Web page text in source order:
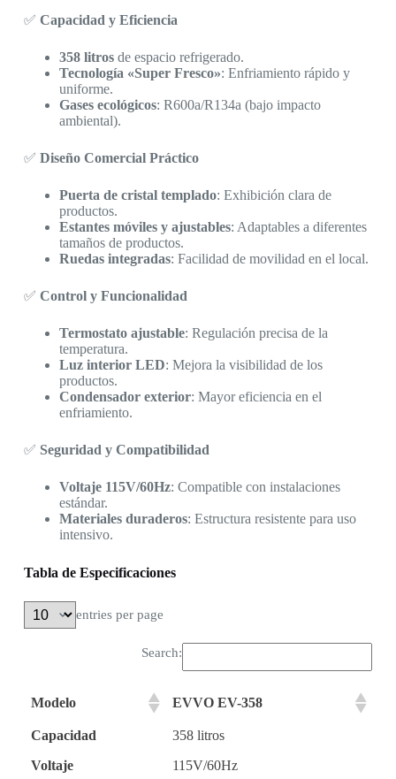
✅ Capacidad y Eficiencia
358 litrosde espacio refrigerado.
Tecnología «Super Fresco»: Enfriamiento rápido y
uniforme.
Gases ecológicos: R600a/R134a (bajo impacto
ambiental).
✅ Diseño Comercial Práctico
Puerta de cristal templado: Exhibición clara de
productos.
Estantes móviles y ajustables: Adaptables a diferentes
tamaños de productos.
Ruedas integradas: Facilidad de movilidad en el local.
✅ Control y Funcionalidad
Termostato ajustable: Regulación precisa de la
temperatura.
Luz interior LED: Mejora la visibilidad de los
productos.
Condensador exterior: Mayor eficiencia en el
enfriamiento.
✅ Seguridad y Compatibilidad
Voltaje 115V/60Hz: Compatible con instalaciones
estándar.
Materiales duraderos: Estructura resistente para uso
intensivo.
Tabla de Especificaciones
entries per page
Search:
Modelo EVVO EV-358
Capacidad
358 litros
Voltaje
115V/60Hz